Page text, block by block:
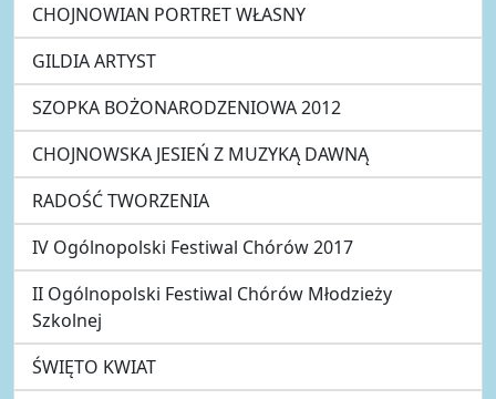
CHOJNOWIAN PORTRET WŁASNY
GILDIA ARTYST
SZOPKA BOŻONARODZENIOWA 2012
CHOJNOWSKA JESIEŃ Z MUZYKĄ DAWNĄ
RADOŚĆ TWORZENIA
IV Ogólnopolski Festiwal Chórów 2017
II Ogólnopolski Festiwal Chórów Młodzieży
Szkolnej
ŚWIĘTO KWIAT